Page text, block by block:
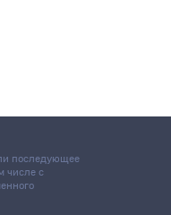
последующее
числе с